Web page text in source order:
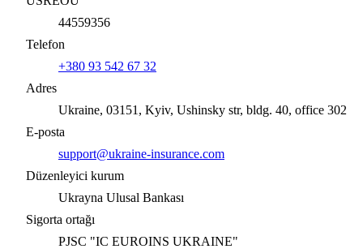
44559356
Telefon
+380 93 542 67 32
Adres
Ukraine, 03151, Kyiv, Ushinsky str, bldg. 40, office 302
E-posta
support@ukraine-insurance.com
Düzenleyici kurum
Ukrayna Ulusal Bankası
Sigorta ortağı
PJSC "IC EUROINS UKRAINE"